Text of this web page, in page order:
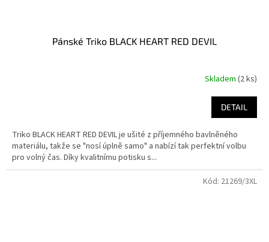
Pánské Triko BLACK HEART RED DEVIL
Skladem (2 ks)
DETAIL
Triko BLACK HEART RED DEVIL je ušité z příjemného bavlněného
materiálu, takže se "nosí úplně samo" a nabízí tak perfektní volbu
pro volný čas. Díky kvalitnímu potisku s...
Kód: 21269/3XL